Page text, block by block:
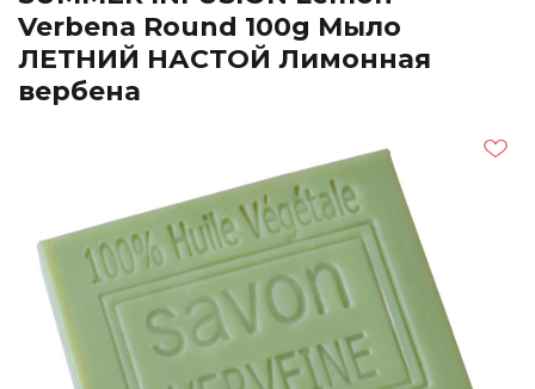
Verbena Round 100g Мыло
ЛЕТНИЙ НАСТОЙ Лимонная
вербена